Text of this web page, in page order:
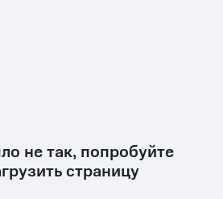
не так, попробуйте
страницу